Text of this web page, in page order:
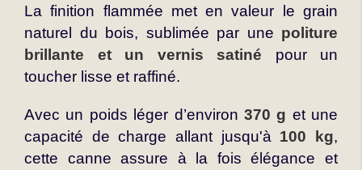
La finition flammée met en valeur le grain
naturel du bois, sublimée par une politure
brillante et un vernis satiné pour un
toucher lisse et raffiné.
Avec un poids léger d’environ 370 g et une
capacité de charge allant jusqu'à 100 kg,
cette canne assure à la fois élégance et